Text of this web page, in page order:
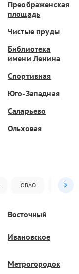
Преображенская
площадь
Чистые пруды
Библиотека
имени Ленина
Спортивная
Юго-Западная
Саларьево
Ольховая
ЮВАО ЮАО
Восточный
Ивановское
Метрогородок